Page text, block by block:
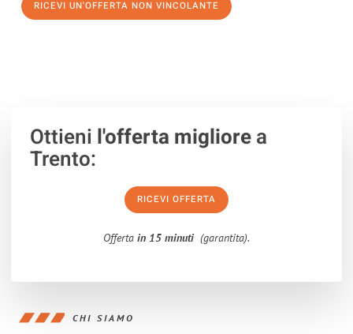
RICEVI UN'OFFERTA NON VINCOLANTE
Ottieni l'offerta migliorea
Trento:
RICEVI OFFERTA
Offerta in 15 minuti (garantita).
CHI SIAMO